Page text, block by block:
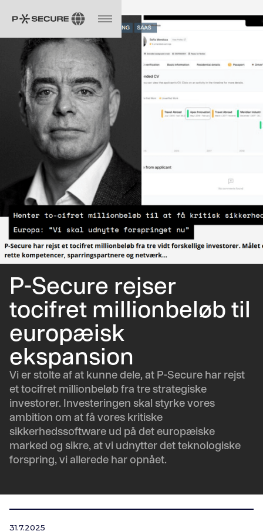
P-Secure rejser
tocifret millionbeløb til
europæisk
ekspansion
Vi er stolte af at kunne dele, at P-Secure har rejst
et tocifret millionbeløb fra tre strategiske
investorer. Investeringen skal styrke vores
ambition om at få vores kritiske
sikkerhedssoftware ud på det europæiske
marked og sikre, at vi udnytter det teknologiske
forspring, vi allerede har opnået.
31.7.2025